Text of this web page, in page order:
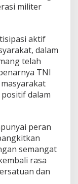
militer
aktif
dalam
telah
TNI
dalam
peran
semangat
rasa
dan